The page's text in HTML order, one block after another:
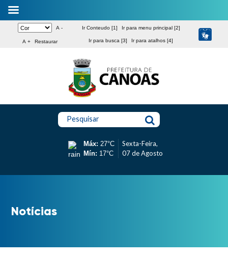
A -
A + Restaurar
Ir Conteudo [1] Ir para menu principal [2]
Ir para busca [3] Ir para atalhos [4]
Pesquisar
Máx: 27°C
Mín: 17°C
Sexta-Feira,
07 de Agosto
Notícias